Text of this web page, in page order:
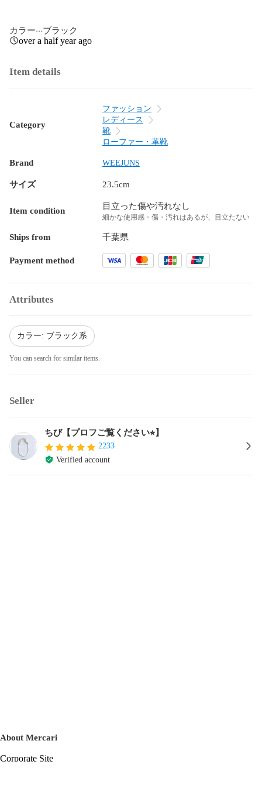
カラー···ブラック
over a half year ago
Item details
Category
ファッション
レディース
靴
ローファー・革靴
Brand WEEJUNS
サイズ 23.5cm
Item condition 目立った傷や汚れなし
細かな使用感・傷・汚れはあるが、目立たない
Ships from 千葉県
Payment method
Attributes
カラー: ブラック系
You can search for similar items.
Seller
ちび【プロフご覧ください⭐︎】
2233
Verified account
About Mercari
Corporate Site